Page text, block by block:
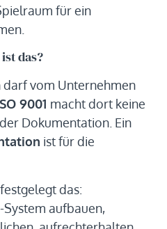
für ein
das?
vom Unternehmen
9001 macht dort keine
Dokumentation. Ein
ist für die
das:
System aufbauen,